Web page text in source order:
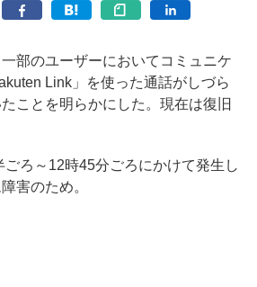
部のユーザーにおいてコミュニケ
Link」を使った通話がしづら
ことを明らかにした。現在は復旧
ろ～12時45分ごろにかけて発生し
害のため。